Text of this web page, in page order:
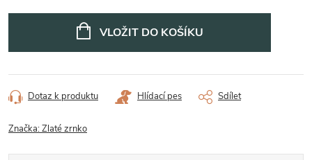
VLOŽIT DO KOŠÍKU
Dotaz k produktu Hlídací pes Sdílet
Značka:Zlaté zrnko